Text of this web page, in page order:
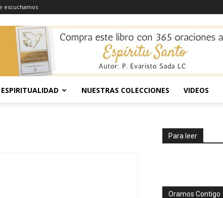
escuchamos
ESPIRITUALIDAD NUESTRAS COLECCIONES VIDEOS
Para leer
Oramos Contigo